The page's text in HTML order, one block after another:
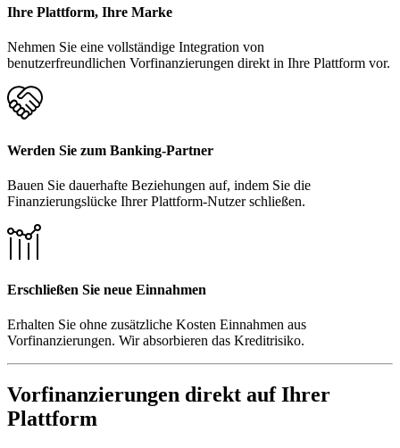
Ihre Plattform, Ihre Marke
Nehmen Sie eine vollständige Integration von
benutzerfreundlichen Vorfinanzierungen direkt in Ihre Plattform vor.
Werden Sie zum Banking-Partner
Bauen Sie dauerhafte Beziehungen auf, indem Sie die
Finanzierungslücke Ihrer Plattform-Nutzer schließen.
Erschließen Sie neue Einnahmen
Erhalten Sie ohne zusätzliche Kosten Einnahmen aus
Vorfinanzierungen. Wir absorbieren das Kreditrisiko.
Vorfinanzierungen direkt auf Ihrer
Plattform